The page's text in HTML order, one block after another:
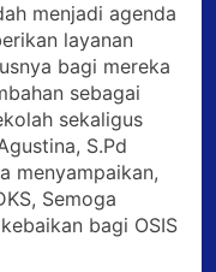
menjadi agenda
layanan
bagi mereka
sebagai
sekaligus
S.Pd
menyampaikan,
Semoga
bagi OSIS